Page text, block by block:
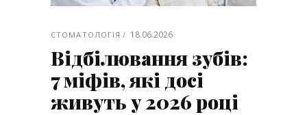
СТОМАТОЛОГІЯ 18.06.2026
Відбілювання зубів:
7 міфів, які досі
живуть у 2026 році